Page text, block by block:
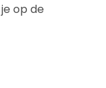
op de